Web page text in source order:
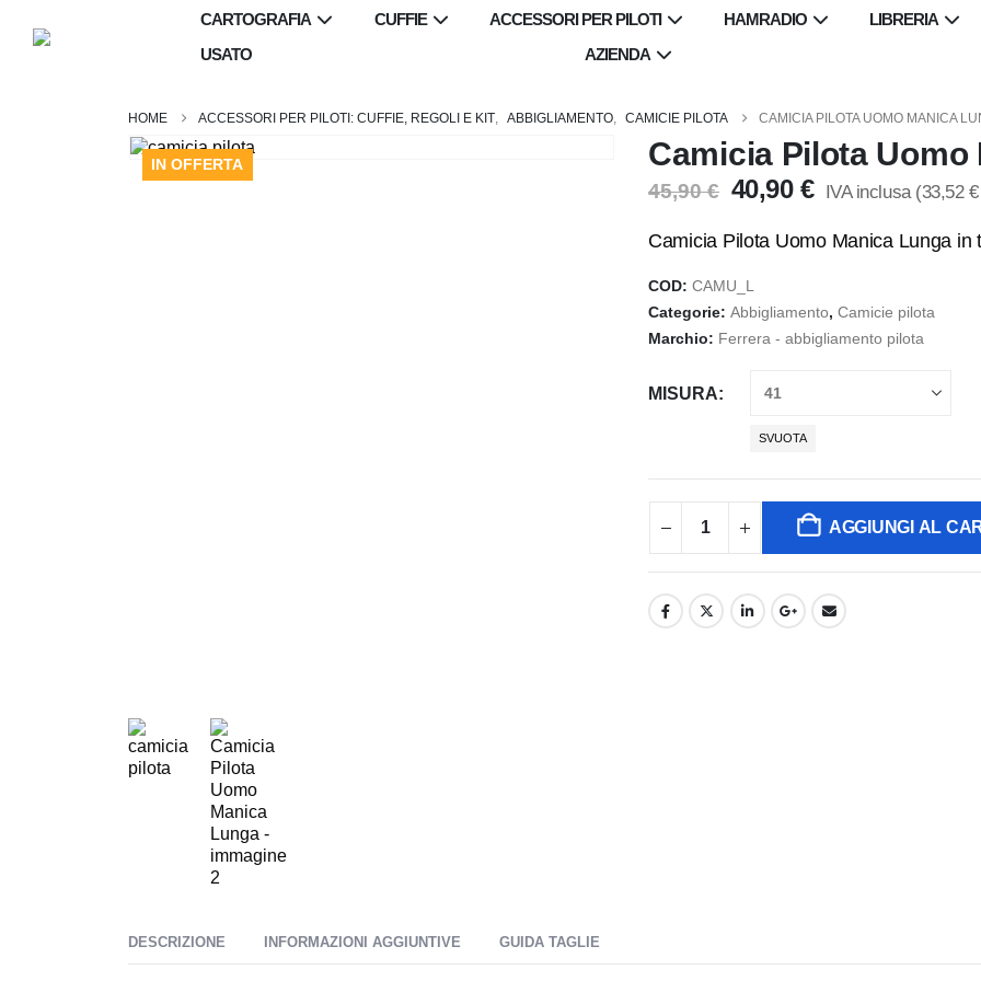
CARTOGRAFIA CUFFIE ACCESSORI PER PILOTI HAMRADIO
LIBRERIA
USATO
AZIENDA
ACCESSORI PER PILOTI: CUFFIE, REGOLI E KIT, ABBIGLIAMENTO, CAMICIE PILOTA CAMICIA PILOTA UOMO MANICA
IN OFFERTA Camicia Pilota Uomo
45,90€ Il
originale
45,90 €.
40,90 €Il
attuale
IVA inclusa (33,52 €
Camicia Pilota Uomo Manica Lunga
COD: CAMU_L
Categorie: Abbigliamento, Camicie pilota
Marchio: Ferrera - abbigliamento pilota
MISURA
SVUOTA
AGGIUNGI AL
DESCRIZIONE INFORMAZIONI AGGIUNTIVE GUIDA TAGLIE